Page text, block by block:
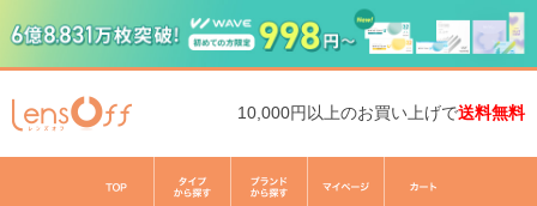
10,000円以上のお買い上げで送料無料